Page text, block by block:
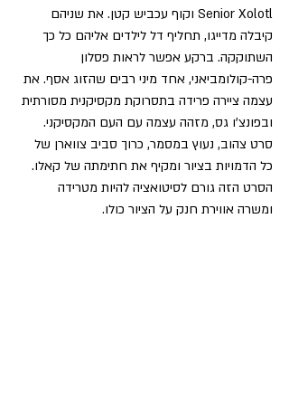
Senior Xolotl וקוף עכביש קטן. את שניהם
קיבלה מדייגו, תחליף דל לילדים אליהם כל כך
השתוקקה. ברקע אפשר לראות פסלון
פרה-קולומביאני, אחד מיני רבים שהזוג אסף. את
עצמה ציירה פרידה בתסרוקת מקסיקנית מסורתית
ובפונצ'ו גס, מזהה עצמה עם העם המקסיקני.
סרט צהוב, נעוץ במסמר, כרוך סביב צווארן של
כל הדמויות בציור ומקיף את חתימתה של קאלו.
הסרט הזה גורם לסיטואציה להיות מטרידה
ומשרה אווירת חנק על הציור כולו.